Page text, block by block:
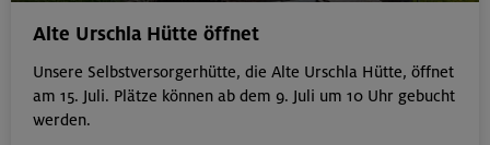
München
19.08.26
Alte Urschla Hütte öffnet
Unsere Selbstversorgerhütte, die Alte Urschla Hütte, öffnet
am 15. Juli. Plätze können ab dem 9. Juli um 10 Uhr gebucht
werden.